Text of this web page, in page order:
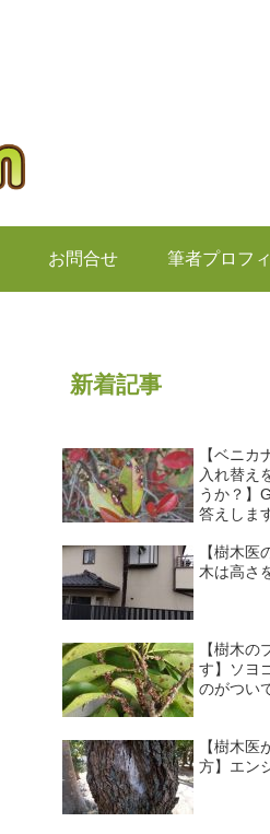
お問合せ 筆者プロフ
新着記事
【ベニ
入れ替え
うか？】
答えしま
【樹木
木は高さ
【樹木の
す】ソヨ
のがつい
【樹木医
方】エン